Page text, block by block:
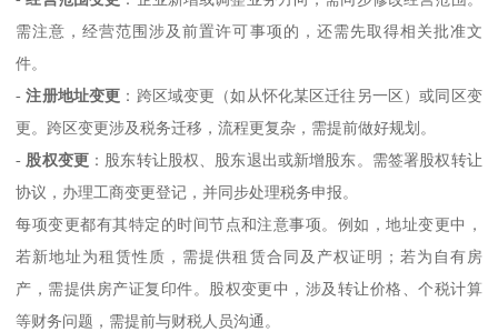
需注意，经营范围涉及前置许可事项的，还需先取得相关批准文
件。
-注册地址变更 ：跨区域变更（如从怀化某区迁往另一区）或同区变
更。跨区变更涉及税务迁移，流程更复杂，需提前做好规划。
- 股权变更 ：股东转让股权、股东退出或新增股东。需签署股权转让
协议，办理工商变更登记，并同步处理税务申报。
每项变更都有其特定的时间节点和注意事项。例如，地址变更中，
若新地址为租赁性质，需提供租赁合同及产权证明；若为自有房
产，需提供房产证复印件。股权变更中，涉及转让价格、个税计算
等财务问题，需提前与财税人员沟通。